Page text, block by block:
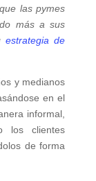
las pymes
más a sus
estrategia de
y medianos
en el
informal,
los clientes
de forma